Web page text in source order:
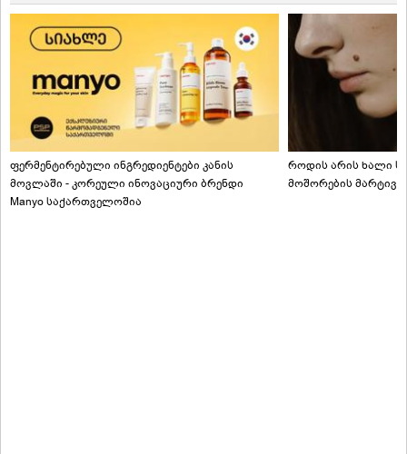
ფერმენტირებული ინგრედიენტები კანის
მოვლაში - კორეული ინოვაციური ბრენდი
Manyo საქართველოშია
როდის არის ხალი
მოშორების